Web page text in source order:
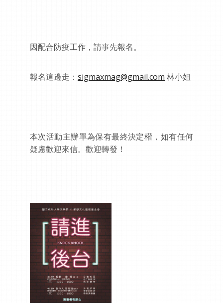
因配合防疫工作，請事先報名。
報名這邊走： sigmaxmag@gmail.com 林小姐
本次活動主辦單為保有最終決定權，如有任何
疑慮歡迎來信。歡迎轉發！